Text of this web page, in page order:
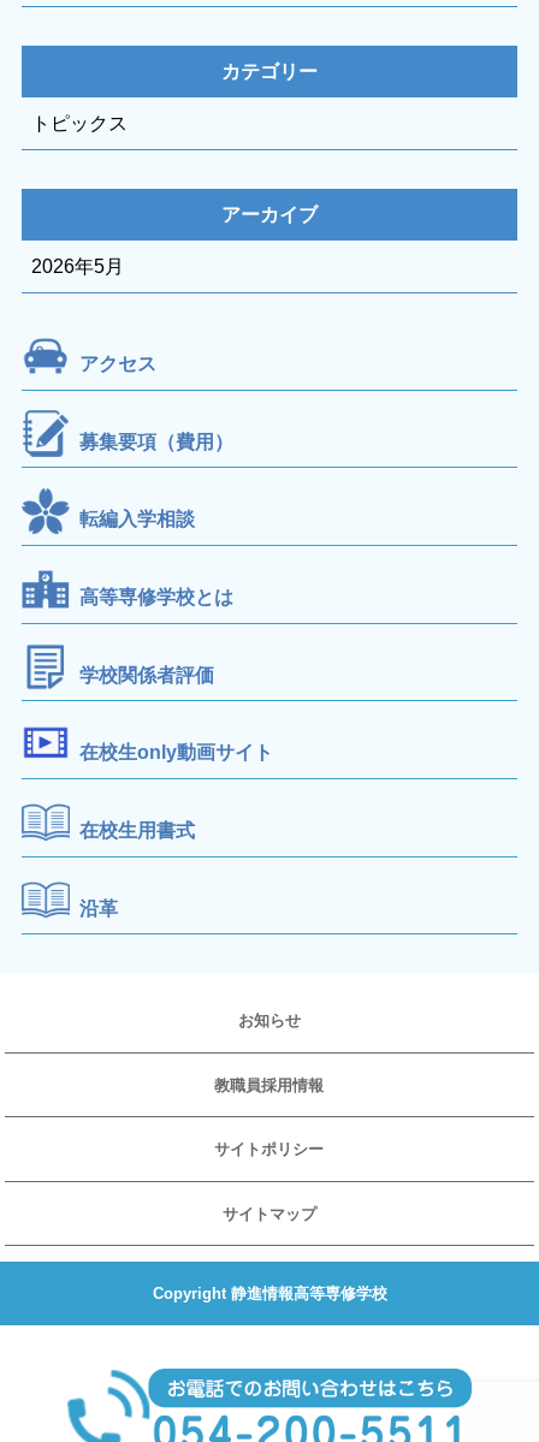
カテゴリー
トピックス
アーカイブ
2026年5月
アクセス
募集要項（費用）
転編入学相談
高等専修学校とは
学校関係者評価
在校生only動画サイト
在校生用書式
沿革
お知らせ
教職員採用情報
サイトポリシー
サイトマップ
Copyright 静進情報高等専修学校